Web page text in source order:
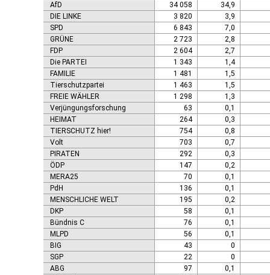
AfD
34 058
34,9
DIE LINKE
3 820
3,9
SPD
6 843
7,0
GRÜNE
2 723
2,8
FDP
2 604
2,7
Die PARTEI
1 343
1,4
FAMILIE
1 481
1,5
Tierschutzpartei
1 463
1,5
FREIE WÄHLER
1 298
1,3
Verjüngungsforschung
63
0,1
HEIMAT
264
0,3
TIERSCHUTZ hier!
754
0,8
Volt
703
0,7
PIRATEN
292
0,3
ÖDP
147
0,2
MERA25
70
0,1
PdH
136
0,1
MENSCHLICHE WELT
195
0,2
DKP
58
0,1
Bündnis C
76
0,1
MLPD
56
0,1
BIG
43
0
SGP
22
0
ABG
97
0,1